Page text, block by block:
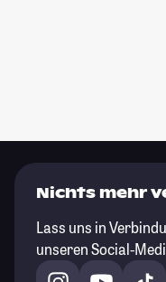
Nichts mehr
Lass uns in
unseren Social-